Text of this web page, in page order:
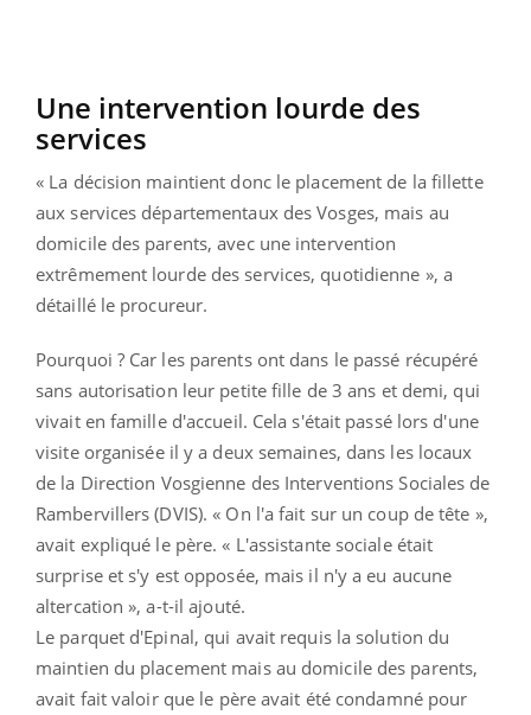
Une intervention lourde des
services
« La décision maintient donc le placement de la fillette
aux services départementaux des Vosges, mais au
domicile des parents, avec une intervention
extrêmement lourde des services, quotidienne », a
détaillé le procureur.
Pourquoi ? Car les parents ont dans le passé récupéré
sans autorisation leur petite fille de 3 ans et demi, qui
vivait en famille d'accueil. Cela s'était passé lors d'une
visite organisée il y a deux semaines, dans les locaux
de la Direction Vosgienne des Interventions Sociales de
Rambervillers (DVIS). « On l'a fait sur un coup de tête »,
avait expliqué le père. « L'assistante sociale était
surprise et s'y est opposée, mais il n'y a eu aucune
altercation », a-t-il ajouté.
Le parquet d'Epinal, qui avait requis la solution du
maintien du placement mais au domicile des parents,
avait fait valoir que le père avait été condamné pour